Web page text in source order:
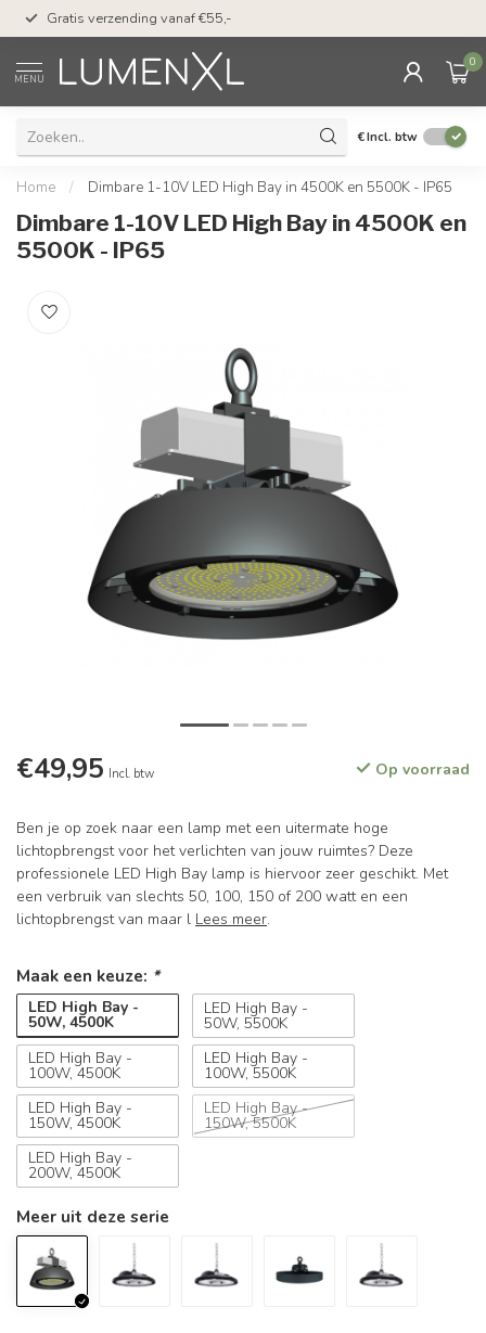
Gratis verzending vanaf €55,-
MENU
0
€Incl. btw
Home / Dimbare 1-10V LED High Bay in 4500K en 5500K - IP65
Dimbare 1-10V LED High Bay in 4500K en
5500K - IP65
€49,95 Incl. btw Op voorraad
Ben je op zoek naar een lamp met een uitermate hoge
lichtopbrengst voor het verlichten van jouw ruimtes? Deze
professionele LED High Bay lamp is hiervoor zeer geschikt. Met
een verbruik van slechts 50, 100, 150 of 200 watt en een
lichtopbrengst van maar l Lees meer.
Maak een keuze: *
LED High Bay -
50W, 4500K
LED High Bay -
50W, 5500K
LED High Bay -
100W, 4500K
LED High Bay -
100W, 5500K
LED High Bay -
150W, 4500K
LED High Bay -
150W, 5500K
LED High Bay -
200W, 4500K
Meer uit deze serie